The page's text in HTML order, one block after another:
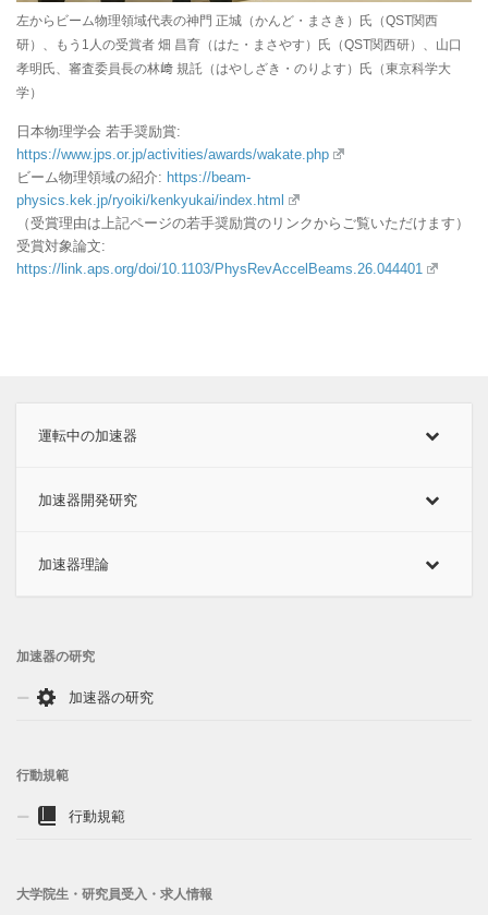
左からビーム物理領域代表の神門 正城（かんど・まさき）氏（QST関西
研）、もう1人の受賞者 畑 昌育（はた・まさやす）氏（QST関西研）、山口
孝明氏、審査委員長の林﨑 規託（はやしざき・のりよす）氏（東京科学大
学）
日本物理学会 若手奨励賞:
https://www.jps.or.jp/activities/awards/wakate.php
ビーム物理領域の紹介: https://beam-
physics.kek.jp/ryoiki/kenkyukai/index.html
（受賞理由は上記ページの若手奨励賞のリンクからご覧いただけます）
受賞対象論文:
https://link.aps.org/doi/10.1103/PhysRevAccelBeams.26.044401
運転中の加速器
加速器開発研究
加速器理論
加速器の研究
加速器の研究
行動規範
行動規範
大学院生・研究員受入・求人情報